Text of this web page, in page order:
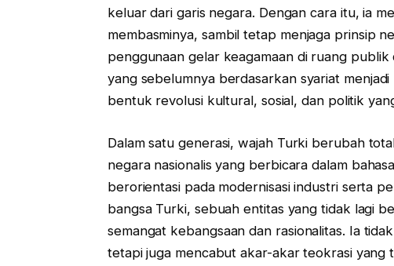
keluar dari garis negara. Dengan cara itu, ia
membasminya, sambil tetap menjaga prinsip
penggunaan gelar keagamaan di ruang
yang sebelumnya berdasarkan syariat
bentuk revolusi kultural, sosial, dan politik
Dalam satu generasi, wajah Turki berubah
negara nasionalis yang berbicara dalam
berorientasi pada modernisasi industri serta
bangsa Turki, sebuah entitas yang tidak lagi
semangat kebangsaan dan rasionalitas. Ia
tetapi juga mencabut akar-akar teokrasi